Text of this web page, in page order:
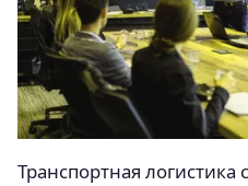
Транспортная